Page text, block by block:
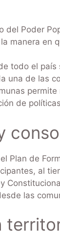
del Poder
manera en
todo el
una de las
de
Plan de
al
las